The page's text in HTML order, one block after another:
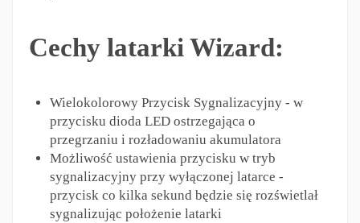
Cechy latarki Wizard:
Wielokolorowy Przycisk Sygnalizacyjny - w
przycisku dioda LED ostrzegająca o
przegrzaniu i rozładowaniu akumulatora
Możliwość ustawienia przycisku w tryb
sygnalizacyjny przy wyłączonej latarce -
przycisk co kilka sekund będzie się rozświetlał
sygnalizując położenie latarki